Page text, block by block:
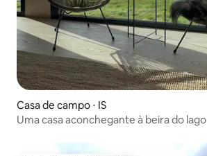
Casa de campo ⋅ IS
Uma casa aconchegante à beira do lago